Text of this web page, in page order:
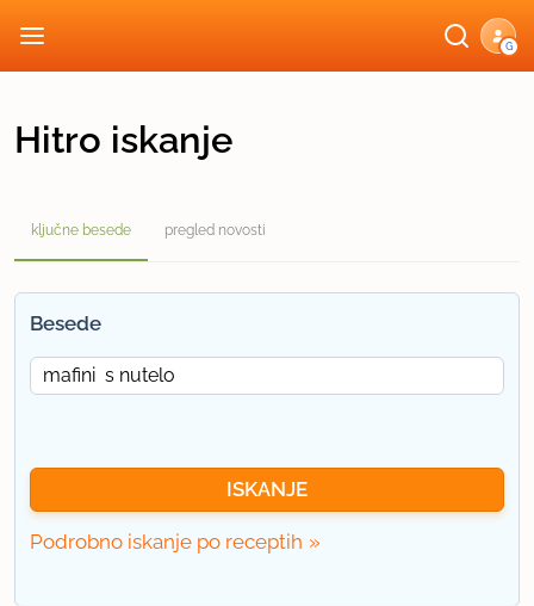
G
Hitro iskanje
ključne besede pregled novosti
Besede
Podrobno iskanje po receptih